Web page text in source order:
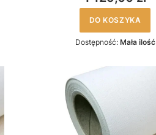
DO KOSZYKA
Dostępność: Mała ilość